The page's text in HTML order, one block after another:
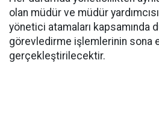
olan müdür ve müdür
yönetici atamaları kapsamında
görevledirme işlemlerinin sona
gerçekleştirilecektir.